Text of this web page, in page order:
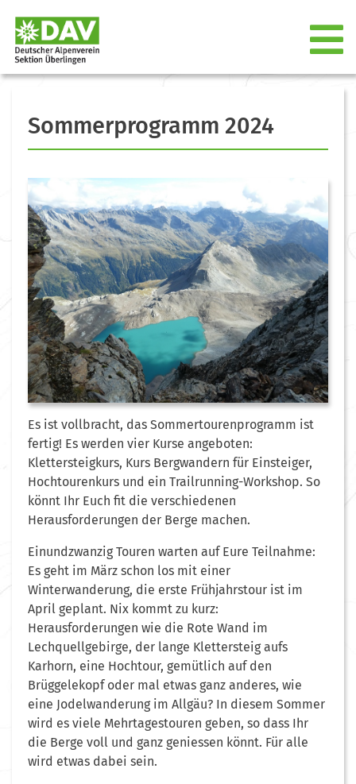
Sommerprogramm 2024
Es ist vollbracht, das Sommertourenprogramm ist
fertig! Es werden vier Kurse angeboten:
Klettersteigkurs, Kurs Bergwandern für Einsteiger,
Hochtourenkurs und ein Trailrunning-Workshop. So
könnt Ihr Euch fit die verschiedenen
Herausforderungen der Berge machen.
Einundzwanzig Touren warten auf Eure Teilnahme:
Es geht im März schon los mit einer
Winterwanderung, die erste Frühjahrstour ist im
April geplant. Nix kommt zu kurz:
Herausforderungen wie die Rote Wand im
Lechquellgebirge, der lange Klettersteig aufs
Karhorn, eine Hochtour, gemütlich auf den
Brüggelekopf oder mal etwas ganz anderes, wie
eine Jodelwanderung im Allgäu? In diesem Sommer
wird es viele Mehrtagestouren geben, so dass Ihr
die Berge voll und ganz geniessen könnt. Für alle
wird etwas dabei sein.